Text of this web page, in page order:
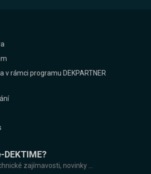
v rámci programu DEKPARTNER
zajímavosti, novinky ...